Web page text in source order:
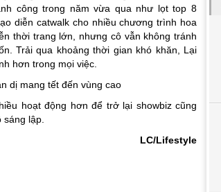
công trong năm vừa qua như lọt top 8
diễn catwalk cho nhiều chương trình hoa
thời trang lớn, nhưng cô vẫn không tránh
Trải qua khoảng thời gian khó khăn, Lại
hơn trong mọi việc.
hoạt động hơn để trở lại showbiz cũng
lập.
LC/Lifestyle